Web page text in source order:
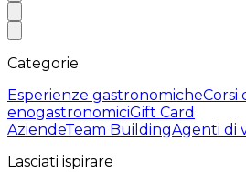
Categorie
Esperienze gastronomicheCorsi
enogastronomiciGift Card
AziendeTeam BuildingAgenti di
Lasciati ispirare